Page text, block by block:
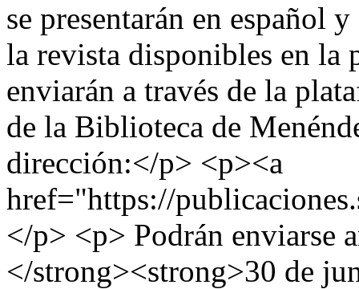
se presentarán en español
la revista disponibles en la
enviarán a través de la
de la Biblioteca de
dirección:</p> <p><a
href="https://
</p> <p> Podrán enviarse
</strong><strong>30 de